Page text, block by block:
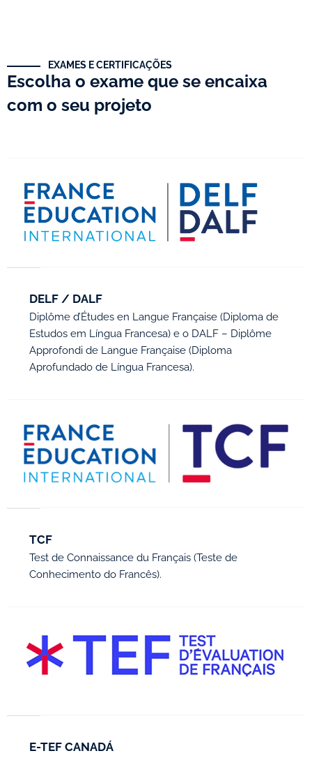
EXAMES E CERTIFICAÇÕES
Escolha o exame que se encaixa
com o seu projeto
DELF / DALF
Diplôme d’Études en Langue Française (Diploma de
Estudos em Língua Francesa) e o DALF – Diplôme
Approfondi de Langue Française (Diploma
Aprofundado de Língua Francesa).
TCF
Test de Connaissance du Français (Teste de
Conhecimento do Francês).
E-TEF CANADÁ